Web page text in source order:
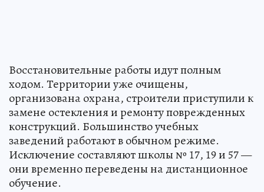
Восстановительные работы идут полным
ходом. Территории уже очищены,
организована охрана, строители приступили к
замене остекления и ремонту поврежденных
конструкций. Большинство учебных
заведений работают в обычном режиме.
Исключение составляют школы № 17, 19 и 57 —
они временно переведены на дистанционное
обучение.